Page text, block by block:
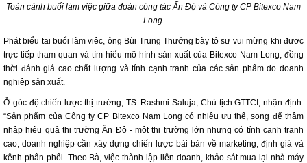
Toàn cảnh buổi làm việc giữa đoàn công tác Ấn Độ và Công ty CP Bitexco Nam
Long.
Phát biểu tại buổi làm việc, ông Bùi Trung Thướng bày tỏ sự vui mừng khi được
trực tiếp tham quan và tìm hiểu mô hình sản xuất của Bitexco Nam Long, đồng
thời đánh giá cao chất lượng và tính cạnh tranh của các sản phẩm do doanh
nghiệp sản xuất.
Ở góc độ chiến lược thị trường, TS. Rashmi Saluja, Chủ tịch GTTCI, nhận định:
“Sản phẩm của Công ty CP Bitexco Nam Long có nhiều ưu thế, song để thâm
nhập hiệu quả thị trường Ấn Độ - một thị trường lớn nhưng có tính cạnh tranh
cao, doanh nghiệp cần xây dựng chiến lược bài bản về marketing, định giá và
kênh phân phối. Theo Bà, việc thành lập liên doanh, khảo sát mua lại nhà máy